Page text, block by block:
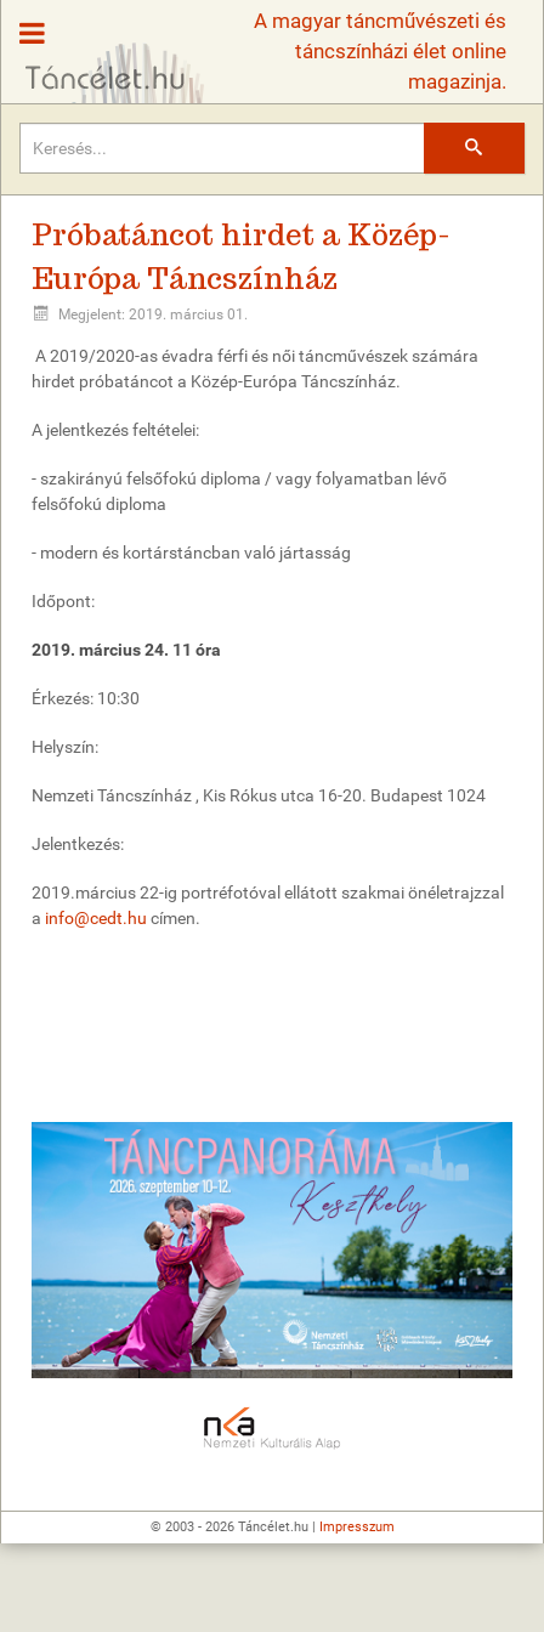
A magyar táncművészeti és
táncszínházi élet online
magazinja.
Próbatáncot hirdet a Közép-
Európa Táncszínház
Megjelent: 2019. március 01.
A 2019/2020-as évadra férfi és női táncművészek számára
hirdet próbatáncot a Közép-Európa Táncszínház.
A jelentkezés feltételei:
- szakirányú felsőfokú diploma / vagy folyamatban lévő
felsőfokú diploma
- modern és kortárstáncban való jártasság
Időpont:
2019. március 24. 11 óra
Érkezés: 10:30
Helyszín:
Nemzeti Táncszínház , Kis Rókus utca 16-20. Budapest 1024
Jelentkezés:
2019.március 22-ig portréfotóval ellátott szakmai önéletrajzzal
a info@cedt.hu címen.
© 2003 - 2026 Táncélet.hu | Impresszum